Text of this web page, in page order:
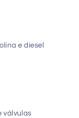
e diesel
válvulas